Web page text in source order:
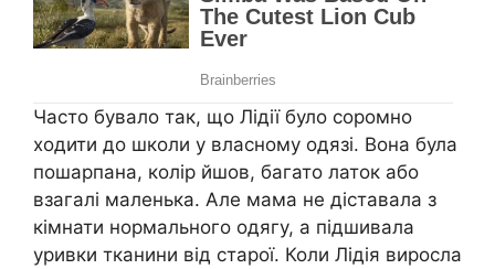
Часто бувало так, що Лідії було соромно
ходити до школи у власному одязі. Вона була
пошарпана, колір йшов, багато латок або
взагалі маленька. Але мама не діставала з
кімнати нормального одягу, а підшивала
уривки тканини від старої. Коли Лідія виросла